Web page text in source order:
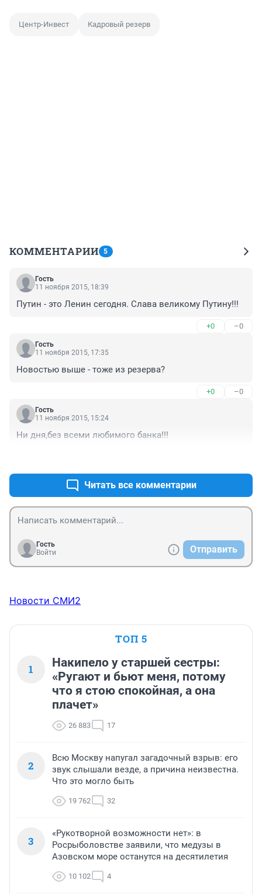
Центр-Инвест Кадровый резерв
КОММЕНТАРИИ 5
Гость
11 ноября 2015, 18:39
Путин - это Ленин сегодня. Слава великому Путину!!!
+0 –0
Гость
11 ноября 2015, 17:35
Новостью выше - тоже из резерва?
+0 –0
Гость
11 ноября 2015, 15:24
Ни дня,без всеми любимого банка!!!
Читать все комментарии
Гость
Войти
Отправить
Новости СМИ2
ТОП 5
1
Накипело у старшей сестры:
«Ругают и бьют меня, потому
что я стою спокойная, а она
плачет»
26 883 17
2
Всю Москву напугал загадочный взрыв: его
звук слышали везде, а причина неизвестна.
Что это могло быть
19 762 32
3
«Рукотворной возможности нет»: в
Росрыболовстве заявили, что медузы в
Азовском море останутся на десятилетия
10 102 4